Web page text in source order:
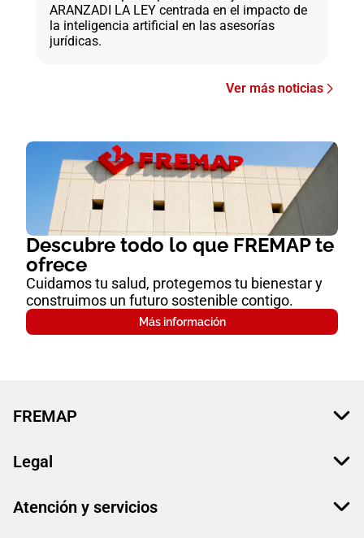
ARANZADI LA LEY centrada en el impacto de
la inteligencia artificial en las asesorías
jurídicas.
Ver más noticias
Descubre todo lo que FREMAP te
ofrece
Cuidamos tu salud, protegemos tu bienestar y
construimos un futuro sostenible contigo.
Más información
FREMAP
Legal
Atención y servicios